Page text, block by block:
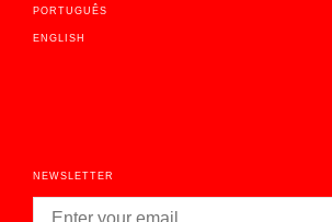
PORTUGUÊS
ENGLISH
NEWSLETTER